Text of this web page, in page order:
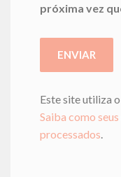
próxima vez
Este site utiliza
Saiba como
processados.